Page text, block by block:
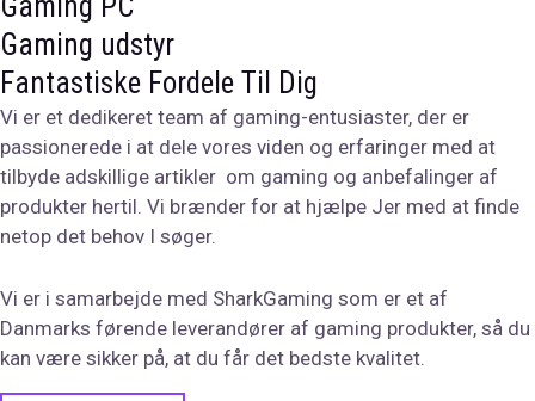
Gaming udstyr
Fantastiske Fordele Til Dig
Vi er et dedikeret team af gaming-entusiaster, der er
passionerede i at dele vores viden og erfaringer med at
tilbyde adskillige artikler om gaming og anbefalinger af
produkter hertil. Vi brænder for at hjælpe Jer med at finde
netop det behov I søger.
Vi er i samarbejde med SharkGaming som er et af
Danmarks førende leverandører af gaming produkter, så du
kan være sikker på, at du får det bedste kvalitet.